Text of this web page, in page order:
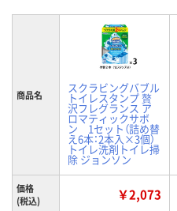
商品名 スクラビングバブル
トイレスタンプ 贅
沢フレグランス ア
ロマティックサボ
ン 1セット（詰め替
え6本：2本入×3個）
トイレ洗剤トイレ掃
除 ジョンソン
価格
(税込)
￥2,073